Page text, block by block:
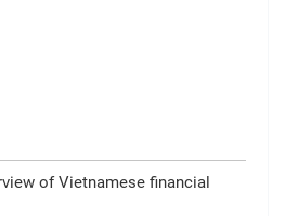
of Vietnamese financial